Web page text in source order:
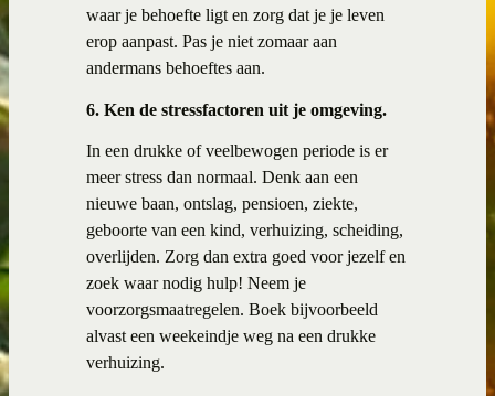
waar je behoefte ligt en zorg dat je je leven
erop aanpast. Pas je niet zomaar aan
andermans behoeftes aan.
6. Ken de stressfactoren uit je omgeving.
In een drukke of veelbewogen periode is er
meer stress dan normaal. Denk aan een
nieuwe baan, ontslag, pensioen, ziekte,
geboorte van een kind, verhuizing, scheiding,
overlijden. Zorg dan extra goed voor jezelf en
zoek waar nodig hulp! Neem je
voorzorgsmaatregelen. Boek bijvoorbeeld
alvast een weekeindje weg na een drukke
verhuizing.